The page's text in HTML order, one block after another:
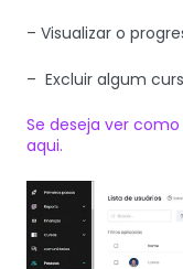
– Visualizar o
– Excluir algum
Se deseja ver
aqui.